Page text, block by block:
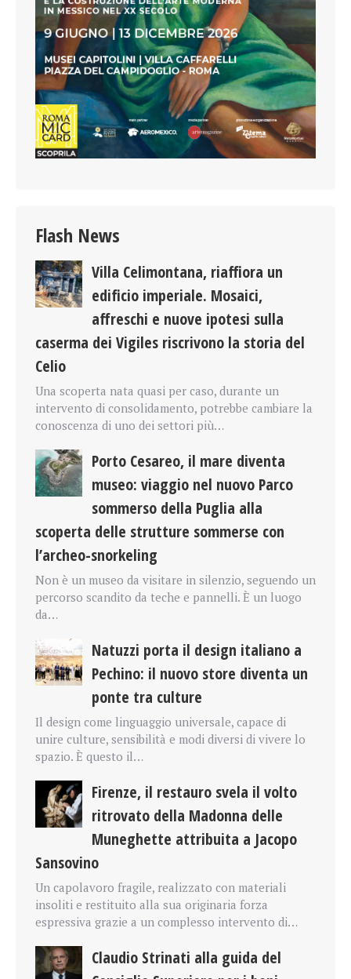
Flash News
Villa Celimontana, riaffiora un
edificio imperiale. Mosaici,
affreschi e nuove ipotesi sulla
caserma dei Vigiles riscrivono la storia del
Celio
Una scoperta nata quasi per caso, durante un
intervento di consolidamento, potrebbe cambiare la
conoscenza di uno dei settori più…
Porto Cesareo, il mare diventa
museo: viaggio nel nuovo Parco
sommerso della Puglia alla
scoperta delle strutture sommerse con
l’archeo-snorkeling
Non è un museo da visitare in silenzio, seguendo un
percorso scandito da teche e pannelli. È un luogo
da…
Natuzzi porta il design italiano a
Pechino: il nuovo store diventa un
ponte tra culture
Il design come linguaggio universale, capace di
unire culture, sensibilità e modi diversi di vivere lo
spazio. È questo il…
Firenze, il restauro svela il volto
ritrovato della Madonna delle
Muneghette attribuita a Jacopo
Sansovino
Un capolavoro fragile, realizzato con materiali
insoliti e restituito alla sua originaria forza
espressiva grazie a un complesso intervento di…
Claudio Strinati alla guida del